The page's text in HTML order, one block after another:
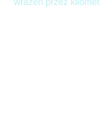
wrażeń przez